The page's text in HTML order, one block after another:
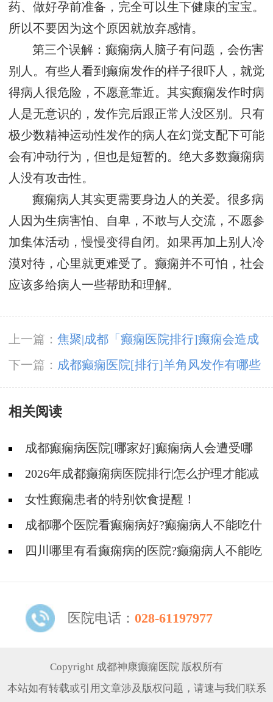
药、做好孕前准备，完全可以生下健康的宝宝。
所以不要因为这个原因就放弃感情。
第三个误解：癫痫病人脑子有问题，会伤害
别人。有些人看到癫痫发作的样子很吓人，就觉
得病人很危险，不愿意靠近。其实癫痫发作时病
人是无意识的，发作完后跟正常人没区别。只有
极少数精神运动性发作的病人在幻觉支配下可能
会有冲动行为，但也是短暂的。绝大多数癫痫病
人没有攻击性。
癫痫病人其实更需要身边人的关爱。很多病
人因为生病害怕、自卑，不敢与人交流，不愿参
加集体活动，慢慢变得自闭。如果再加上别人冷
漠对待，心里就更难受了。癫痫并不可怕，社会
应该多给病人一些帮助和理解。
上一篇： 焦聚|成都「癫痫医院排行]癫痫会造成
哪些危害呢?
下一篇： 成都癫痫医院[排行]羊角风发作有哪些
病因?
相关阅读
成都癫痫病医院[哪家好]癫痫病人会遭受哪
些误解?
2026年成都癫痫病医院排行|怎么护理才能减
少癫痫的发作？
女性癫痫患者的特别饮食提醒！
成都哪个医院看癫痫病好?癫痫病人不能吃什
么? 四川哪里有看癫痫病的医院?癫痫病人不能吃
医院电话： 028-61197977
Copyright 成都神康癫痫医院 版权所有
本站如有转载或引用文章涉及版权问题，请速与我们联系